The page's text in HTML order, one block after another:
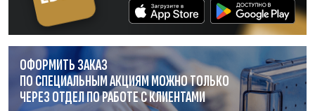
ОФОРМИТЬ ЗАКАЗ
ПО СПЕЦИАЛЬНЫМ АКЦИЯМ МОЖНО ТОЛЬКО
ЧЕРЕЗ ОТДЕЛПО РАБОТЕС КЛИЕНТАМИ